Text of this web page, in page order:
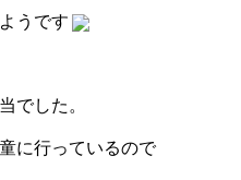
うです
でした。
に行っているので